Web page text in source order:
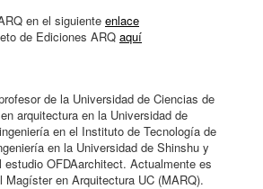
en el siguiente enlace
de Ediciones ARQ aquí
de la Universidad de Ciencias de
arquitectura en la Universidad de
en el Instituto de Tecnología de
en la Universidad de Shinshu y
estudio OFDAarchitect. Actualmente es
Magíster en Arquitectura UC (MARQ).